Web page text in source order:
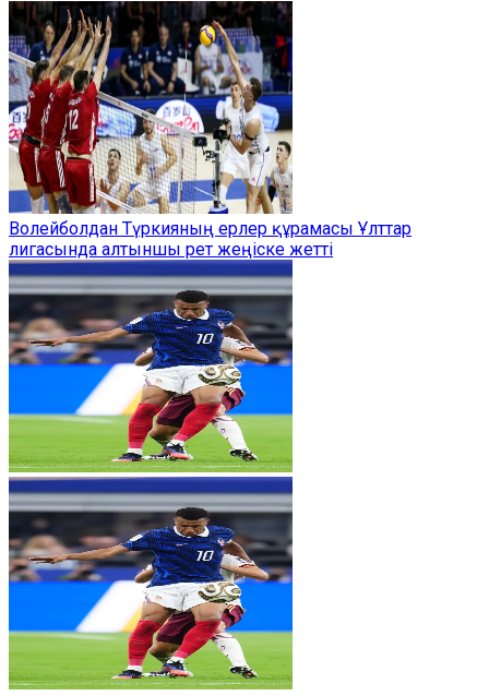
Волейболдан Түркияның ерлер құрамасы Ұлттар
лигасында алтыншы рет жеңіске жетті